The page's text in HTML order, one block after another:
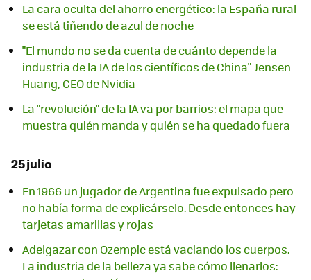
La cara oculta del ahorro energético: la España rural
se está tiñendo de azul de noche
"El mundo no se da cuenta de cuánto depende la
industria de la IA de los científicos de China" Jensen
Huang, CEO de Nvidia
La "revolución" de la IA va por barrios: el mapa que
muestra quién manda y quién se ha quedado fuera
25 julio
En 1966 un jugador de Argentina fue expulsado pero
no había forma de explicárselo. Desde entonces hay
tarjetas amarillas y rojas
Adelgazar con Ozempic está vaciando los cuerpos.
La industria de la belleza ya sabe cómo llenarlos: